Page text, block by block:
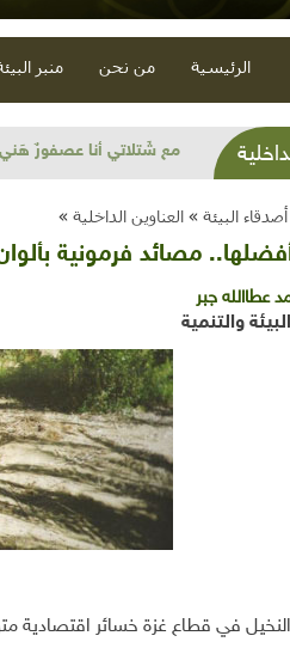
الرئيسية من نحن منبر
كارثة التلوث النفطي "ما
أصدقاء البيئة » العناوين الداخلية »
مصائد فرمونية
عطاالله جبر
والتنمية
النخيل في قطاع غزة خسائر اقتصادية